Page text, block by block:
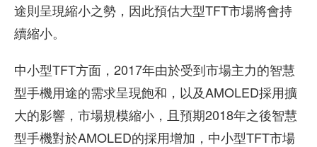
途則呈現縮小之勢，因此預估大型TFT市場將會持
續縮小。
中小型TFT方面，2017年由於受到市場主力的智慧
型手機用途的需求呈現飽和，以及AMOLED採用擴
大的影響，市場規模縮小，且預期2018年之後智慧
型手機對於AMOLED的採用增加，中小型TFT市場